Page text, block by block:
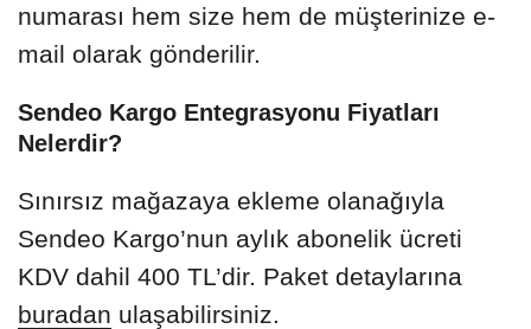
numarası hem size hem de müşterinize e-
mail olarak gönderilir.
Sendeo Kargo Entegrasyonu Fiyatları
Nelerdir?
Sınırsız mağazaya ekleme olanağıyla
Sendeo Kargo’nun aylık abonelik ücreti
KDV dahil 400 TL’dir. Paket detaylarına
buradan ulaşabilirsiniz.